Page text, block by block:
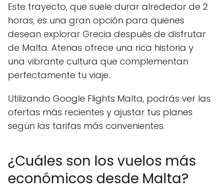
Este trayecto, que suele durar alrededor de 2
horas, es una gran opción para quienes
desean explorar Grecia después de disfrutar
de Malta. Atenas ofrece una rica historia y
una vibrante cultura que complementan
perfectamente tu viaje.
Utilizando Google Flights Malta, podrás ver las
ofertas más recientes y ajustar tus planes
según las tarifas más convenientes.
¿Cuáles son los vuelos más
económicos desde Malta?